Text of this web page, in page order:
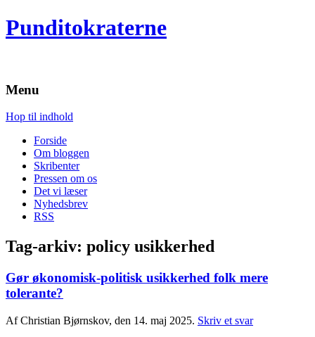
Punditokraterne
Menu
Hop til indhold
Forside
Om bloggen
Skribenter
Pressen om os
Det vi læser
Nyhedsbrev
RSS
Tag-arkiv: policy usikkerhed
Gør økonomisk-politisk usikkerhed folk mere
tolerante?
Af Christian Bjørnskov, den 14. maj 2025. Skriv et svar